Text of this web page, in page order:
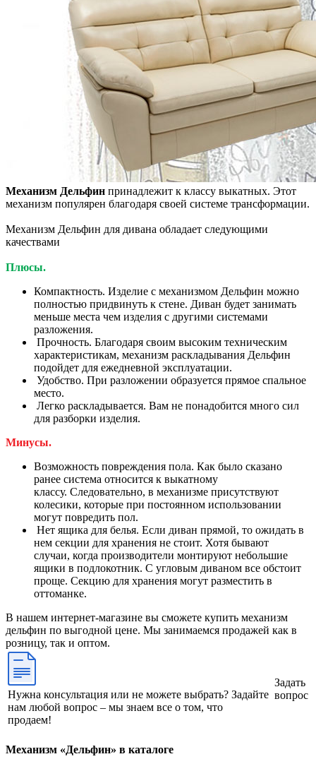
Механизм Дельфин принадлежит к классу выкатных. Этот
механизм популярен благодаря своей системе трансформации.
Механизм Дельфин для дивана обладает следующими
качествами
Плюсы.
Компактность. Изделие с механизмом Дельфин можно
полностью придвинуть к стене. Диван будет занимать
меньше места чем изделия с другими системами
разложения.
Прочность. Благодаря своим высоким техническим
характеристикам, механизм раскладывания Дельфин
подойдет для ежедневной эксплуатации.
Удобство. При разложении образуется прямое спальное
место.
Легко раскладывается. Вам не понадобится много сил
для разборки изделия.
Минусы.
Возможность повреждения пола. Как было сказано
ранее система относится к выкатному
классу. Следовательно, в механизме присутствуют
колесики, которые при постоянном использовании
могут повредить пол.
Нет ящика для белья. Если диван прямой, то ожидать в
нем секции для хранения не стоит. Хотя бывают
случаи, когда производители монтируют небольшие
ящики в подлокотник. С угловым диваном все обстоит
проще. Секцию для хранения могут разместить в
оттоманке.
В нашем интернет-магазине вы сможете купить механизм
дельфин по выгодной цене. Мы занимаемся продажей как в
розницу, так и оптом.
Нужна консультация или не можете выбрать? Задайте
нам любой вопрос – мы знаем все о том, что
продаем!
Задать
вопрос
Механизм «Дельфин» в каталоге